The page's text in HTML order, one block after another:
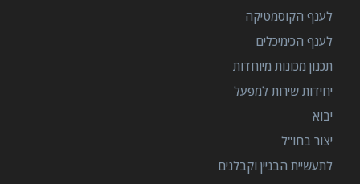
לענף הקוסמטיקה
לענף הכימיכלים
תכנון מכונות מיוחדות
יחידות שירות למפעל
יבוא
יצור בחו"ל
לתעשיית הבניין וקבלנים